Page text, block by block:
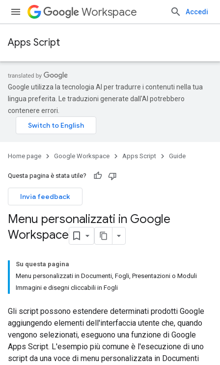
Workspace Accedi
Apps Script
Google utilizza la tecnologia AI per tradurre i contenuti nella tua
lingua preferita. Le traduzioni generate dall'AI potrebbero
contenere errori.
Home page Google Workspace Apps Script Guide
Questa pagina è stata utile?
Invia feedback
Menu personalizzati in Google
Workspace
Su questa pagina
Menu personalizzati in Documenti, Fogli, Presentazioni o Moduli
Immagini e disegni cliccabili in Fogli
Gli script possono estendere determinati prodotti Google
aggiungendo elementi dell'interfaccia utente che, quando
vengono selezionati, eseguono una funzione di Google
Apps Script. L'esempio più comune è l'esecuzione di uno
script da una voce di menu personalizzata in Documenti